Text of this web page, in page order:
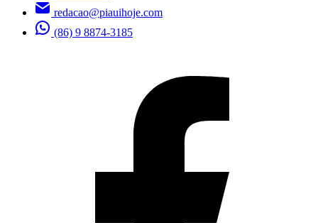
redacao@piauihoje.com
(86) 9 8874-3185